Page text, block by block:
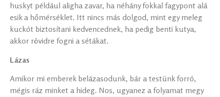
huskyt például aligha zavar, ha néhány fokkal fagypont alá
esik a hőmérséklet. Itt nincs más dolgod, mint egy meleg
kuckót biztosítani kedvencednek, ha pedig benti kutya,
akkor rövidre fogni a sétákat.
Lázas
Amikor mi emberek belázasodunk, bár a testünk forró,
mégis ráz minket a hideg. Nos, ugyanez a folyamat megy